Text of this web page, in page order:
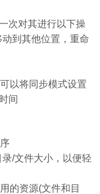
次对其进行以下操
到其他位置，重命
以将同步模式设置
间
/文件大小，以便轻
的资源(文件和目